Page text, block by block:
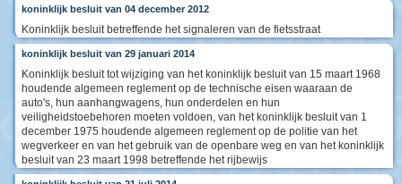
koninklijk besluit van 04 december 2012
Koninklijk besluit betreffende het signaleren van de fietsstraat
koninklijk besluit van 29 januari 2014
Koninklijk besluit tot wijziging van het koninklijk besluit van 15 maart 1968
houdende algemeen reglement op de technische eisen waaraan de
auto's, hun aanhangwagens, hun onderdelen en hun
veiligheidstoebehoren moeten voldoen, van het koninklijk besluit van 1
december 1975 houdende algemeen reglement op de politie van het
wegverkeer en van het gebruik van de openbare weg en van het koninklijk
besluit van 23 maart 1998 betreffende het rijbewijs